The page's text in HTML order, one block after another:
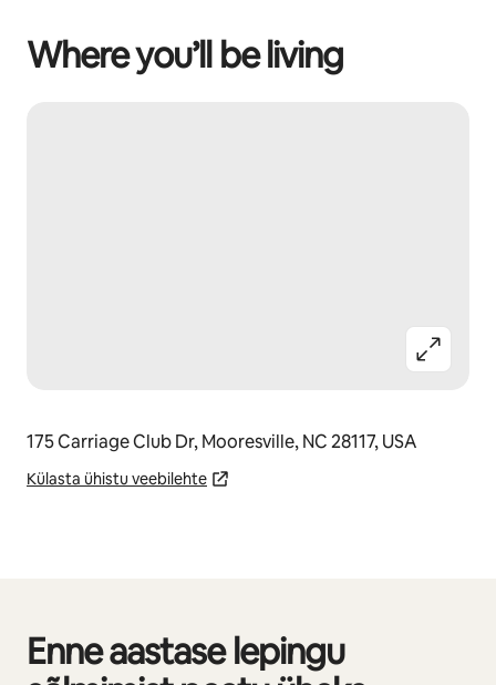
Where you’ll be living
175 Carriage Club Dr, Mooresville, NC 28117, USA
Külasta ühistu veebilehte
Enne aastase lepingu
Kuvatud 0/0